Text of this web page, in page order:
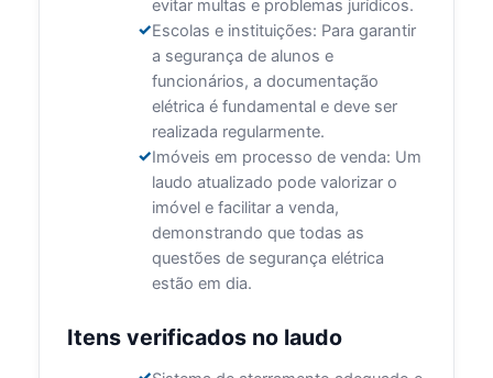
evitar multas e problemas jurídicos.
Escolas e instituições: Para garantir
a segurança de alunos e
funcionários, a documentação
elétrica é fundamental e deve ser
realizada regularmente.
Imóveis em processo de venda: Um
laudo atualizado pode valorizar o
imóvel e facilitar a venda,
demonstrando que todas as
questões de segurança elétrica
estão em dia.
Itens verificados no laudo